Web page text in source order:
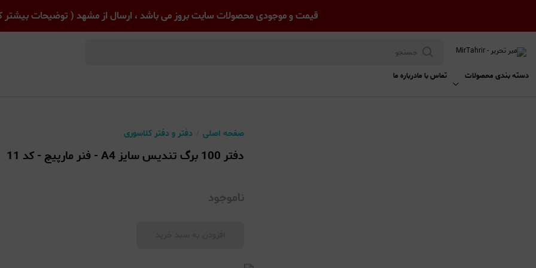
قیمت و موجودی محصولات سایت بروز می باشد ، ارسال از مشهد ( توضیحات بیشتر
دسته بندی محصولات تماس با مادرباره ما
صفحه اصلی دفتر و دفتر کلاسوری
دفتر 100 برگ تندیس سایز A4 - فنر مارپیچ - کد 11
ناموجود